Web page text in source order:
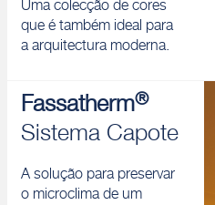
Uma colecção de cores
que é também ideal para
a arquitectura moderna.
Fassatherm®
Sistema Capote
A solução para preservar
o microclima de um